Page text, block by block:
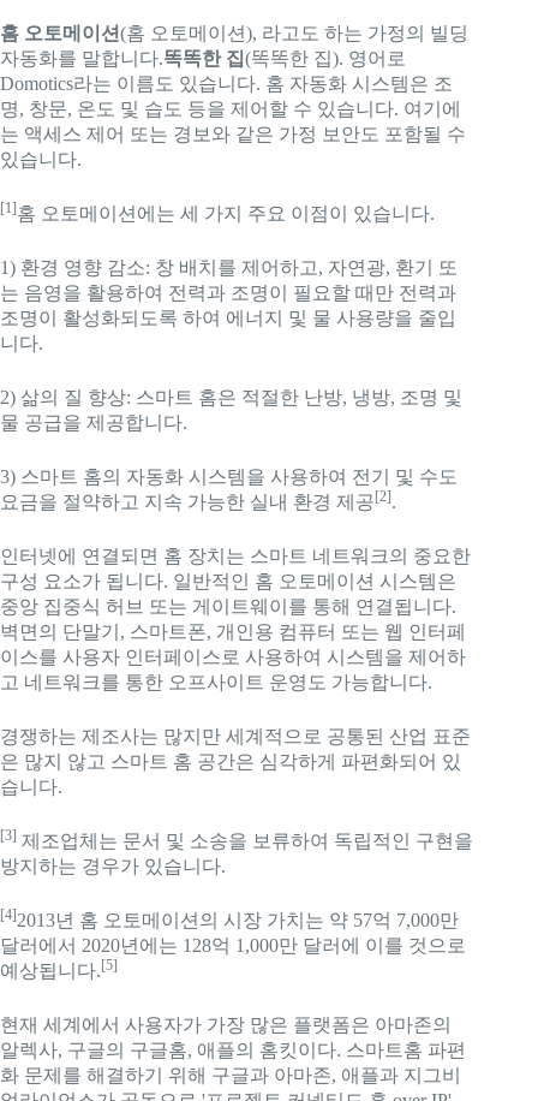
홈 오토메이션(홈 오토메이션), 라고도 하는 가정의 빌딩
자동화를 말합니다.똑똑한 집(똑똑한 집). 영어로
Domotics라는 이름도 있습니다. 홈 자동화 시스템은 조
명, 창문, 온도 및 습도 등을 제어할 수 있습니다. 여기에
는 액세스 제어 또는 경보와 같은 가정 보안도 포함될 수
있습니다.
[1] 홈 오토메이션에는 세 가지 주요 이점이 있습니다.
1) 환경 영향 감소: 창 배치를 제어하고, 자연광, 환기 또
는 음영을 활용하여 전력과 조명이 필요할 때만 전력과
조명이 활성화되도록 하여 에너지 및 물 사용량을 줄입
니다.
2) 삶의 질 향상: 스마트 홈은 적절한 난방, 냉방, 조명 및
물 공급을 제공합니다.
3) 스마트 홈의 자동화 시스템을 사용하여 전기 및 수도
요금을 절약하고 지속 가능한 실내 환경 제공 [2] .
인터넷에 연결되면 홈 장치는 스마트 네트워크의 중요한
구성 요소가 됩니다. 일반적인 홈 오토메이션 시스템은
중앙 집중식 허브 또는 게이트웨이를 통해 연결됩니다.
벽면의 단말기, 스마트폰, 개인용 컴퓨터 또는 웹 인터페
이스를 사용자 인터페이스로 사용하여 시스템을 제어하
고 네트워크를 통한 오프사이트 운영도 가능합니다.
경쟁하는 제조사는 많지만 세계적으로 공통된 산업 표준
은 많지 않고 스마트 홈 공간은 심각하게 파편화되어 있
습니다.
[3] 제조업체는 문서 및 소송을 보류하여 독립적인 구현을
방지하는 경우가 있습니다.
[4] 2013년 홈 오토메이션의 시장 가치는 약 57억 7,000만
달러에서 2020년에는 128억 1,000만 달러에 이를 것으로
예상됩니다. [5]
현재 세계에서 사용자가 가장 많은 플랫폼은 아마존의
알렉사, 구글의 구글홈, 애플의 홈킷이다. 스마트홈 파편
화 문제를 해결하기 위해 구글과 아마존, 애플과 지그비